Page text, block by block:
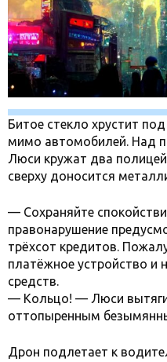
Битое стекло хрустит
мимо автомобилей. Над
Люси кружат два
сверху доносится
— Сохраняйте
правонарушение
трёхсот кредитов.
платёжное устройство и
средств.
— Кольцо! — Люси
оттопыренным
Дрон подлетает к